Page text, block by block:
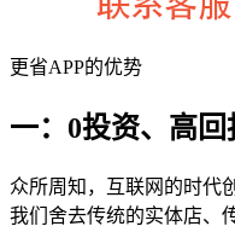
更省APP的优势
一：0投资、高回
众所周知，互联网的时代
我们舍去传统的实体店、